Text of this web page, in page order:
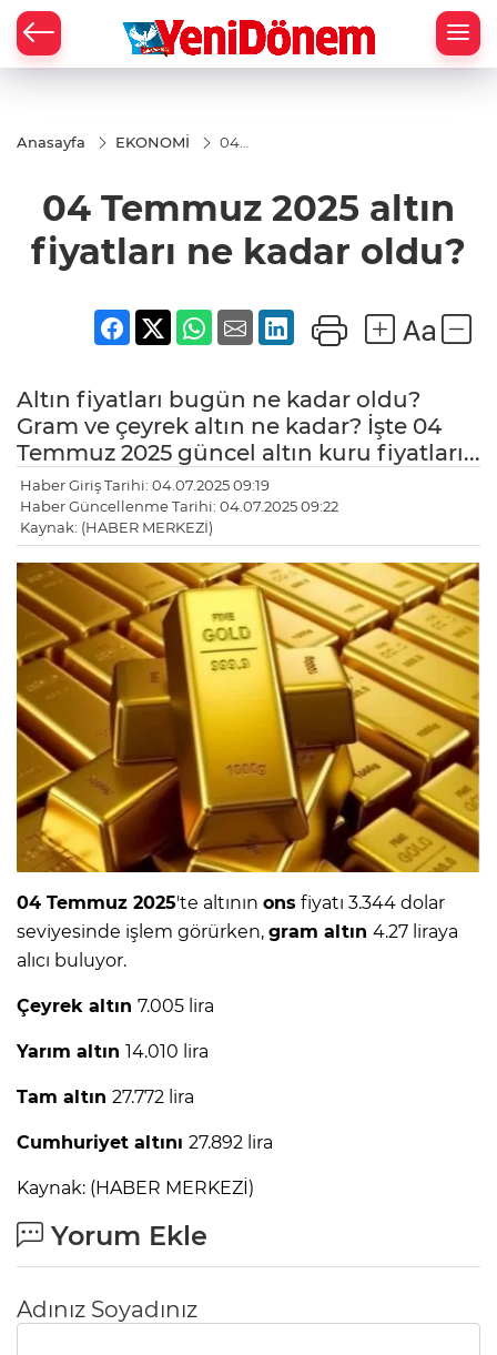
Anasayfa EKONOMİ
04
fiyatları
oldu?
04 Temmuz 2025 altın
fiyatları ne kadar oldu?
Altın fiyatları bugün ne kadar oldu?
Gram ve çeyrek altın ne kadar? İşte 04
Temmuz 2025 güncel altın kuru fiyatları...
Haber Giriş Tarihi: 04.07.2025 09:19
Haber Güncellenme Tarihi: 04.07.2025 09:22
Kaynak: (HABER MERKEZİ)
04 Temmuz 2025'te altının ons fiyatı 3.344 dolar
seviyesinde işlem görürken, gram altın 4.27 liraya
alıcı buluyor.
Çeyrek altın 7.005 lira
Yarım altın 14.010 lira
Tam altın 27.772 lira
Cumhuriyet altını 27.892 lira
Kaynak: (HABER MERKEZİ)
Yorum Ekle
Adınız Soyadınız